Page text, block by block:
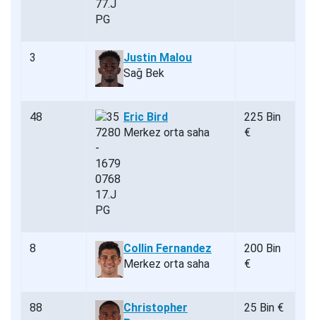
3
Justin Malou
Sağ Bek
48
Eric Bird
Merkez orta saha
225 Bin
€
8
Collin Fernandez
Merkez orta saha
200 Bin
€
88
Christopher
25 Bin €